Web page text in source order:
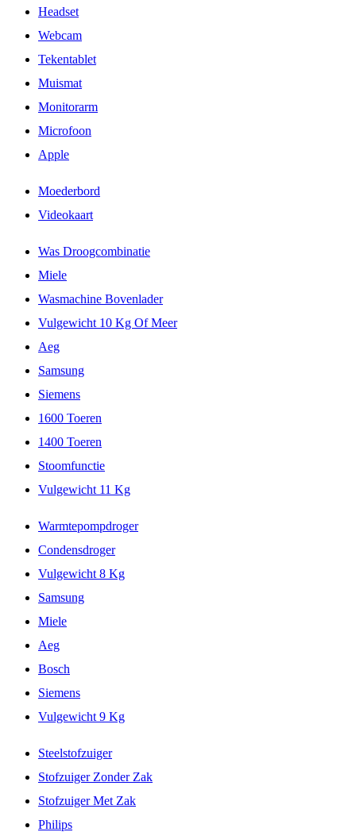
Headset
Webcam
Tekentablet
Muismat
Monitorarm
Microfoon
Apple
Moederbord
Videokaart
Was Droogcombinatie
Miele
Wasmachine Bovenlader
Vulgewicht 10 Kg Of Meer
Aeg
Samsung
Siemens
1600 Toeren
1400 Toeren
Stoomfunctie
Vulgewicht 11 Kg
Warmtepompdroger
Condensdroger
Vulgewicht 8 Kg
Samsung
Miele
Aeg
Bosch
Siemens
Vulgewicht 9 Kg
Steelstofzuiger
Stofzuiger Zonder Zak
Stofzuiger Met Zak
Philips